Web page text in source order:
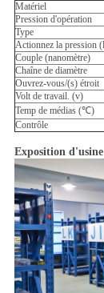
Matériel
Pression d'opération
Type
Actionnez la pression
Couple (nanomètre)
Chaîne de diamètre
Ouvrez-vous/(s) étroit
Volt de travail. (v)
Temp de médias (℃)
Contrôle
Exposition d'usine